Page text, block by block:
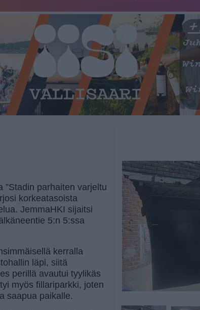
”Stadin parhaiten varjeltu
korkeatasoista
JemmaHKI sijaitsi
5:n 5:ssa
kerralla
läpi, siitä
perillä avautui tyylikäs
myös fillariparkki, joten
saapua paikalle.